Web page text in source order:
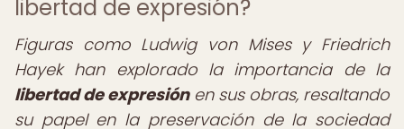
libertad de expresión?
Figuras como Ludwig von Mises y Friedrich
Hayek han explorado la importancia de la
libertad de expresiónen sus obras, resaltando
su papel en la preservación de la sociedad